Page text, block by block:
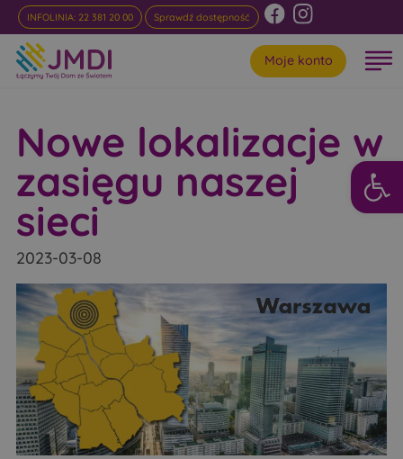
INFOLINIA: 22 381 20 00 Sprawdź dostępność
Moje konto
Nowe lokalizacje w
zasięgu naszej
sieci
2023-03-08